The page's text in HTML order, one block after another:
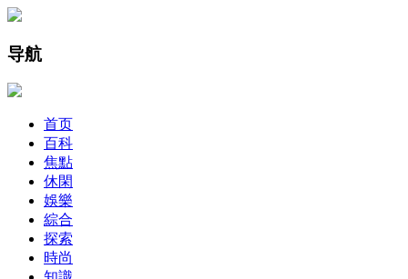
导航
首页
百科
焦點
休閑
娛樂
綜合
探索
時尚